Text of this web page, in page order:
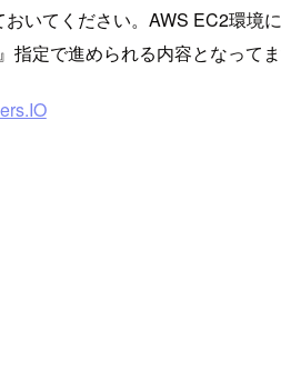
いてください。AWS EC2環境
定で進められる内容となって